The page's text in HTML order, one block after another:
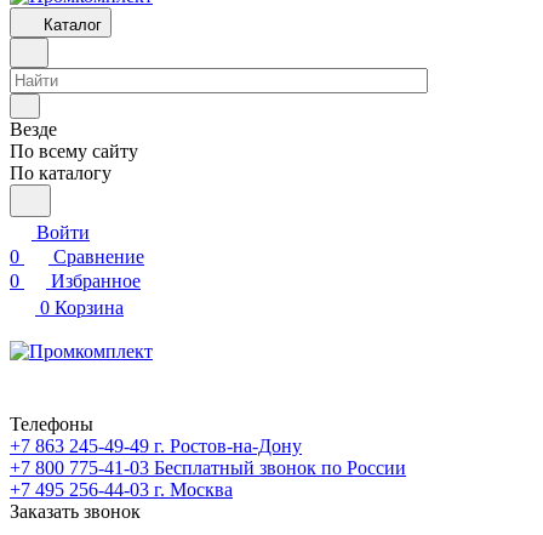
Каталог
Везде
По всему сайту
По каталогу
Войти
0
Сравнение
0
Избранное
0 Корзина
Телефоны
+7 863 245-49-49 г. Ростов-на-Дону
+7 800 775-41-03 Бесплатный звонок по России
+7 495 256-44-03 г. Москва
Заказать звонок